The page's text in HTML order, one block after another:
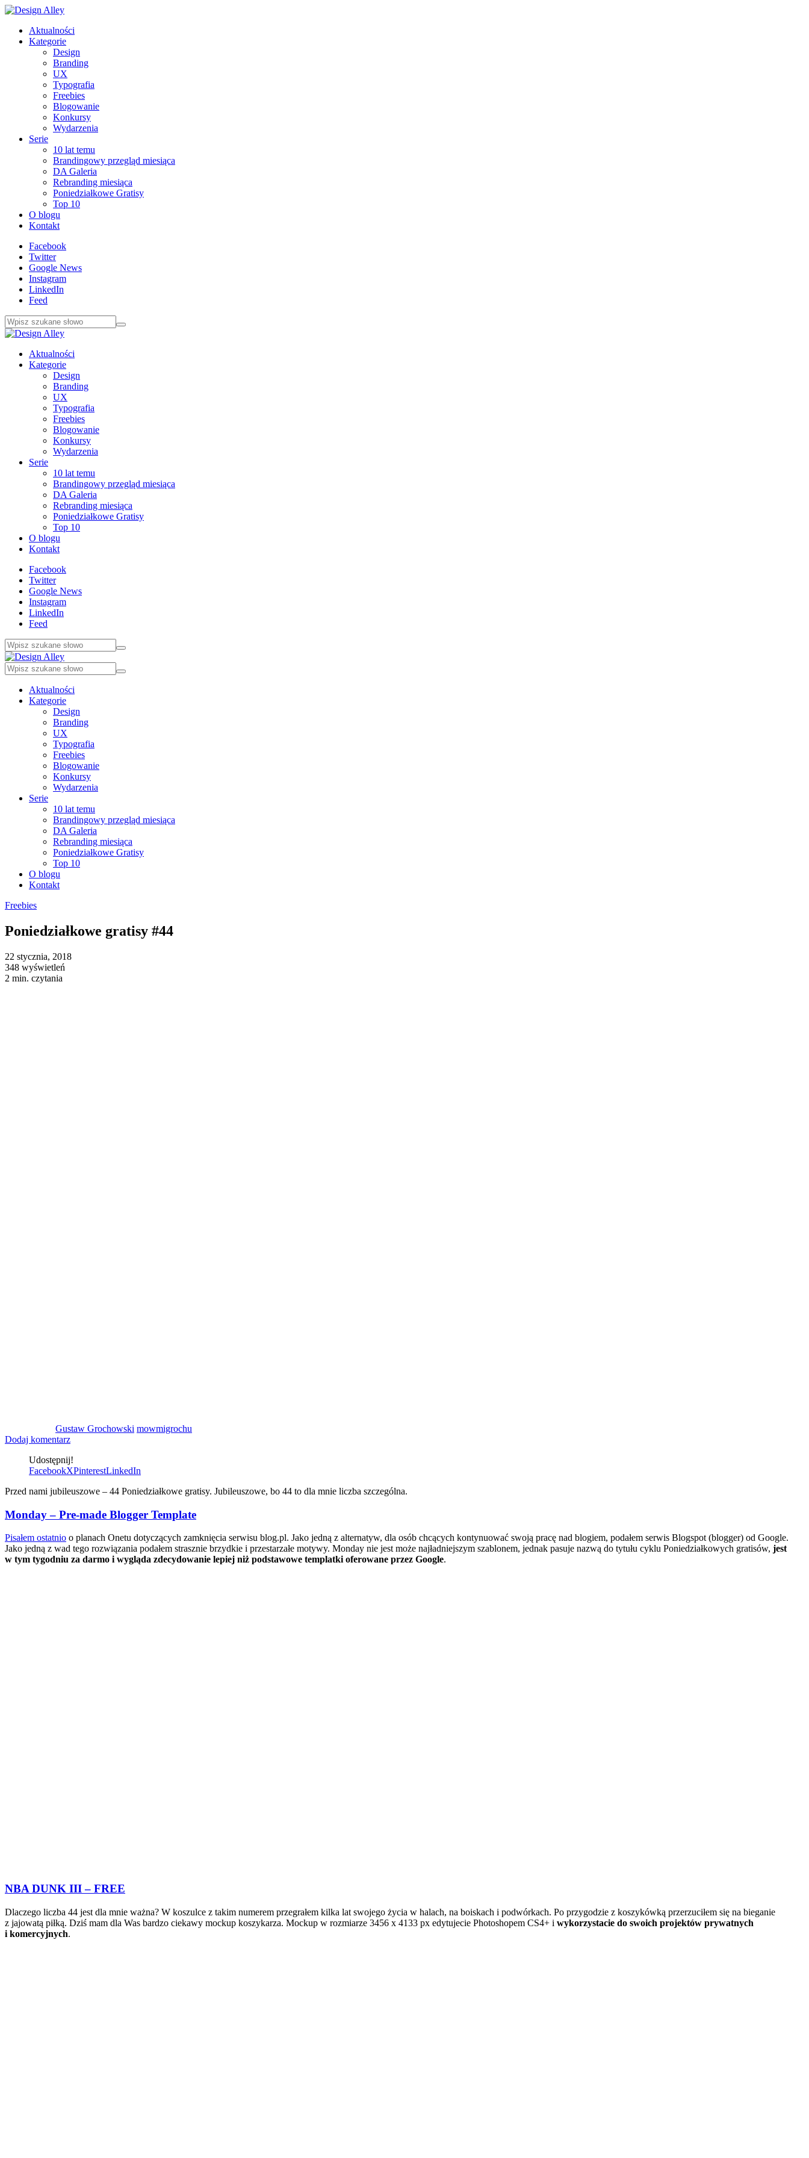
Aktualności
Kategorie
Design
Branding
UX
Typografia
Freebies
Blogowanie
Konkursy
Wydarzenia
Serie
10 lat temu
Brandingowy przegląd miesiąca
DA Galeria
Rebranding miesiąca
Poniedziałkowe Gratisy
Top 10
O blogu
Kontakt
Facebook
Twitter
Google News
Instagram
LinkedIn
Feed
Aktualności
Kategorie
Design
Branding
UX
Typografia
Freebies
Blogowanie
Konkursy
Wydarzenia
Serie
10 lat temu
Brandingowy przegląd miesiąca
DA Galeria
Rebranding miesiąca
Poniedziałkowe Gratisy
Top 10
O blogu
Kontakt
Facebook
Twitter
Google News
Instagram
LinkedIn
Feed
Aktualności
Kategorie
Design
Branding
UX
Typografia
Freebies
Blogowanie
Konkursy
Wydarzenia
Serie
10 lat temu
Brandingowy przegląd miesiąca
DA Galeria
Rebranding miesiąca
Poniedziałkowe Gratisy
Top 10
O blogu
Kontakt
Freebies
Poniedziałkowe gratisy #44
22 stycznia, 2018
348 wyświetleń
2 min. czytania
Gustaw Grochowski mowmigrochu
Dodaj komentarz
Udostępnij!
FacebookXPinterestLinkedIn
Przed nami jubileuszowe – 44 Poniedziałkowe gratisy. Jubileuszowe, bo 44 to dla mnie liczba szczególna.
Monday – Pre-made Blogger Template
Pisałem ostatnio o planach Onetu dotyczących zamknięcia serwisu blog.pl. Jako jedną z alternatyw, dla osób chcących kontynuować swoją pracę nad blogiem, podałem serwis Blogspot (blogger) od Google.
Jako jedną z wad tego rozwiązania podałem strasznie brzydkie i przestarzałe motywy. Monday nie jest może najładniejszym szablonem, jednak pasuje nazwą do tytułu cyklu Poniedziałkowych gratisów, jest
w tym tygodniu za darmo i wygląda zdecydowanie lepiej niż podstawowe templatki oferowane przez Google.
NBA DUNK III – FREE
Dlaczego liczba 44 jest dla mnie ważna? W koszulce z takim numerem przegrałem kilka lat swojego życia w halach, na boiskach i podwórkach. Po przygodzie z koszykówką przerzuciłem się na bieganie
z jajowatą piłką. Dziś mam dla Was bardzo ciekawy mockup koszykarza. Mockup w rozmiarze 3456 x 4133 px edytujecie Photoshopem CS4+ i wykorzystacie do swoich projektów prywatnych
i komercyjnych.